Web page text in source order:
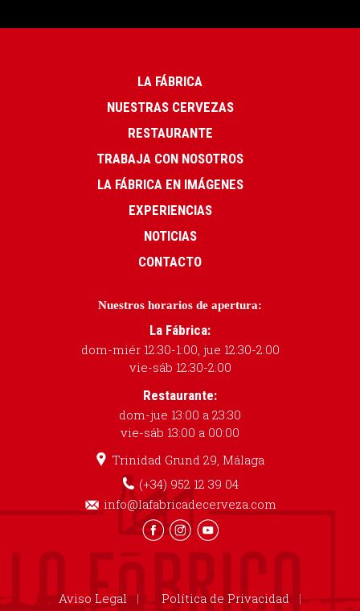
LA FÁBRICA
NUESTRAS CERVEZAS
RESTAURANTE
TRABAJA CON NOSOTROS
LA FÁBRICA EN IMÁGENES
EXPERIENCIAS
NOTICIAS
CONTACTO
Nuestros horarios de apertura:
La Fábrica:
dom-miér 12:30-1:00, jue 12:30-2:00
vie-sáb 12:30-2:00
Restaurante:
dom-jue 13:00 a 23:30
vie-sáb 13:00 a 00:00
Trinidad Grund 29, Málaga
(+34) 952 12 39 04
info@lafabricadecerveza.com
Aviso Legal
Política de Privacidad